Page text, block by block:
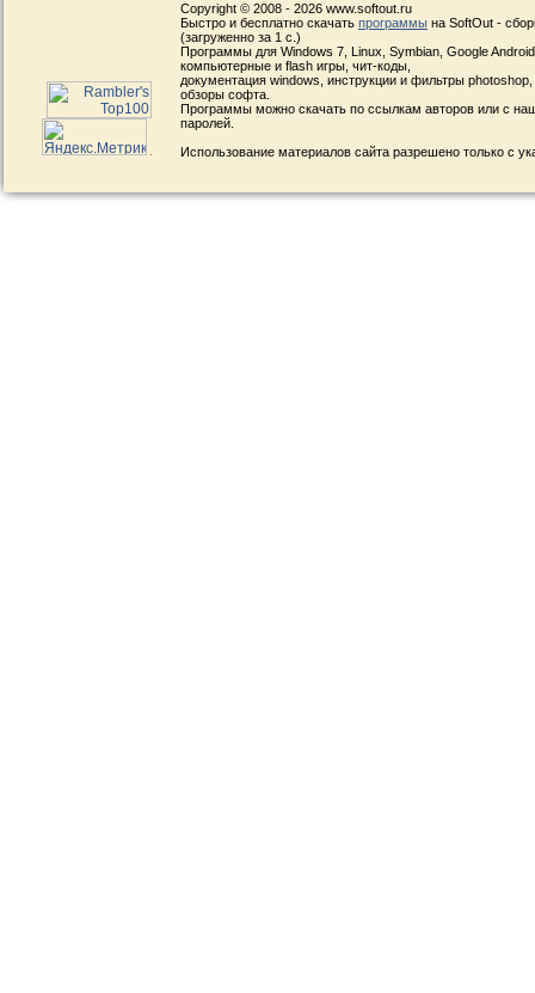
Copyright © 2008 - 2026 www.softout.ru
Быстро и бесплатно скачать программы на SoftOut -
(загруженно за 1 с.)
Программы для Windows 7, Linux, Symbian, Google
компьютерные и flash игры, чит-коды,
документация windows, инструкции и фильтры
обзоры софта.
Программы можно скачать по ссылкам авторов или с
паролей.
Использование материалов сайта разрешено только с